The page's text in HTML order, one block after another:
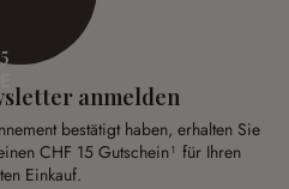
anmelden
bestätigt haben, erhalten Sie
CHF 15 Gutschein¹ für Ihren
Einkauf.